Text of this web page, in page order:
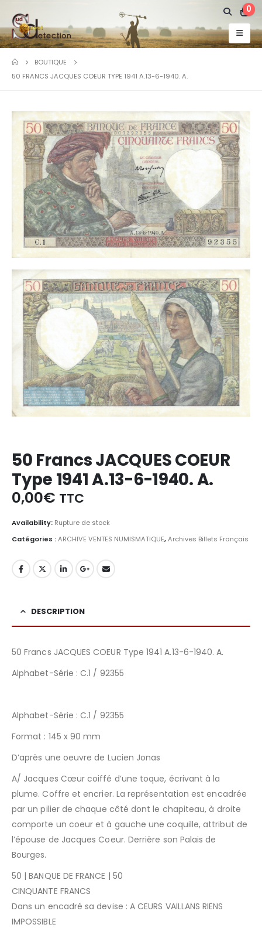
0
BOUTIQUE
50 FRANCS JACQUES COEUR TYPE 1941 A.13-6-1940. A.
50 Francs JACQUES COEUR
Type 1941 A.13-6-1940. A.
0,00€ TTC
Availability: Rupture de stock
Catégories :ARCHIVE VENTES NUMISMATIQUE,Archives Billets Français
DESCRIPTION
50 Francs JACQUES COEUR Type 1941 A.13-6-1940. A.
Alphabet-Série : C.1 / 92355
Alphabet-Série : C.1 / 92355
Format : 145 x 90 mm
D’après une oeuvre de Lucien Jonas
A/ Jacques Cœur coiffé d’une toque, écrivant à la
plume. Coffre et encrier. La représentation est encadrée
par un pilier de chaque côté dont le chapiteau, à droite
comporte un coeur et à gauche une coquille, attribut de
l’épouse de Jacques Coeur. Derrière son Palais de
Bourges.
50 | BANQUE DE FRANCE | 50
CINQUANTE FRANCS
Dans un encadré sa devise : A CEURS VAILLANS RIENS
IMPOSSIBLE